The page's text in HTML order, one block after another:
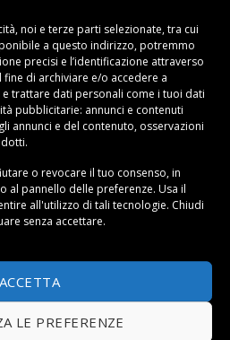
noi e terze parti selezionate, tra cui
a questo indirizzo, potremmo
precisi e l’identificazione attraverso
di archiviare e/o accedere a
trattare dati personali come i tuoi dati
pubblicitarie: annunci e contenuti
annunci e del contenuto, osservazioni
o revocare il tuo consenso, in
al pannello delle preferenze. Usa il
all'utilizzo di tali tecnologie. Chiudi
senza accettare.
ACCETTA
LE PREFERENZE
bucato profumato